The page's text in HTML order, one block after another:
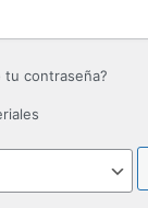
tu contraseña?